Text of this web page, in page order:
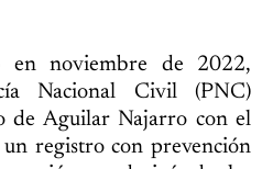
en noviembre de 2022,
Nacional Civil (PNC)
de Aguilar Najarro con el
registro con prevención